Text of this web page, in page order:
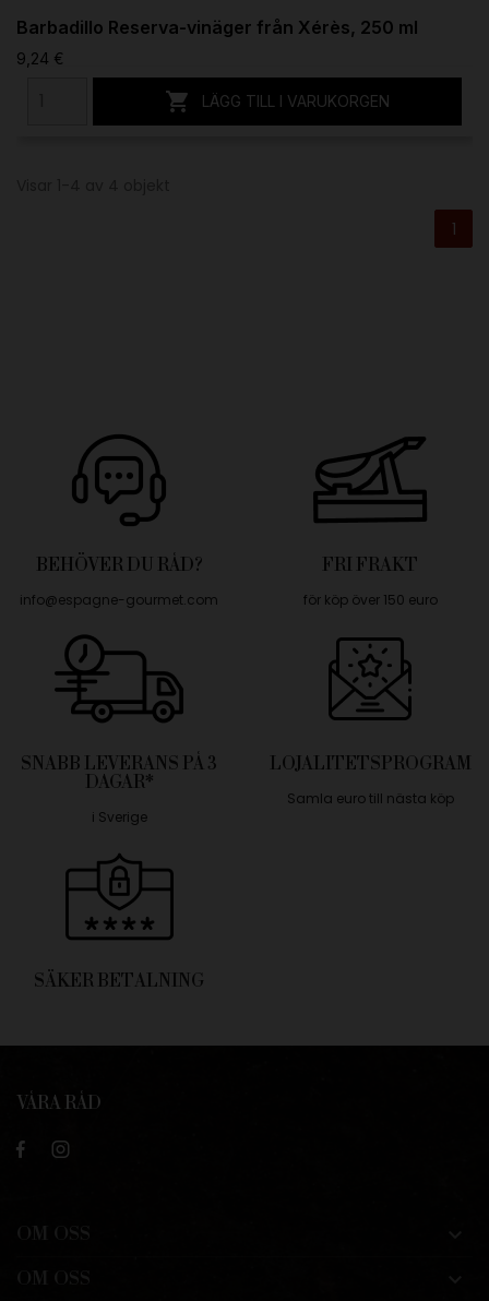
Barbadillo Reserva-vinäger från Xérès, 250 ml
9,24 €
 LÄGG TILL I VARUKORGEN
1
BEHÖVER DU RÅD?
info@espagne-gourmet.com
FRI FRAKT
för köp över 150 euro
SNABB LEVERANS PÅ 3
DAGAR*
i Sverige
LOJALITETSPROGRAM
Samla euro till nästa köp
SÄKER BETALNING
VÅRA RÅD